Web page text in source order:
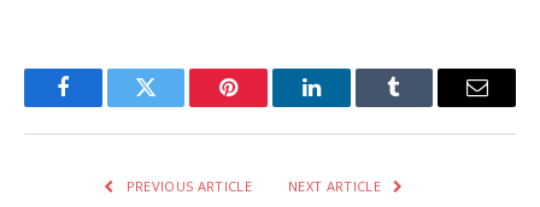
FacebookTwitter Pinterest LinkedInTumblr Email
PREVIOUS ARTICLE NEXT ARTICLE